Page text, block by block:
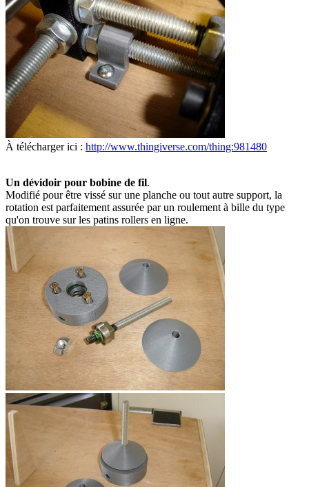
À télécharger ici : http://www.thingiverse.com/thing:981480
Un dévidoir pour bobine de fil.
Modifié pour être vissé sur une planche ou tout autre support, la
rotation est parfaitement assurée par un roulement à bille du type
qu'on trouve sur les patins rollers en ligne.